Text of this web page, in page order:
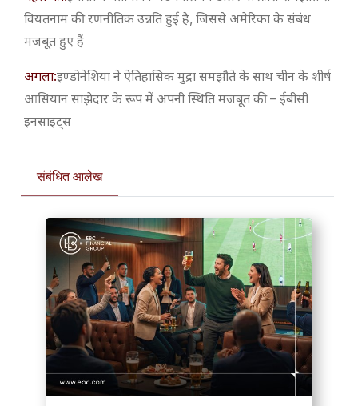
वियतनाम की रणनीतिक उन्नति हुई है, जिससे अमेरिका के संबंध
मजबूत हुए हैं
अगला:​इण्डोनेशिया ने ऐतिहासिक मुद्रा समझौते के साथ चीन के शीर्ष
आसियान साझेदार के रूप में अपनी स्थिति मजबूत की – ईबीसी
इनसाइट्स
संबंधित आलेख